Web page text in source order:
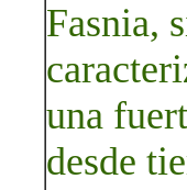
Fasnia,
una
desde